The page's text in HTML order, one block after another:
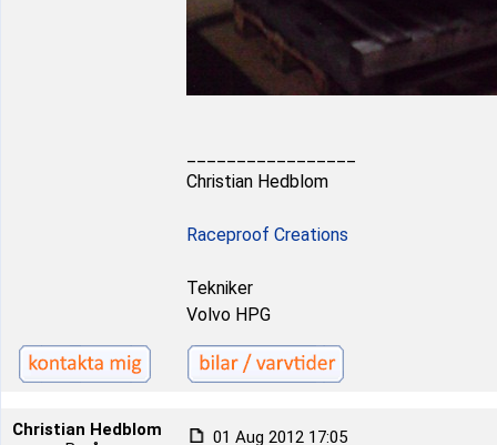
Christian Hedblom
Raceproof Creations
Tekniker
Volvo HPG
Christian Hedblom
01 Aug 2012 17:05